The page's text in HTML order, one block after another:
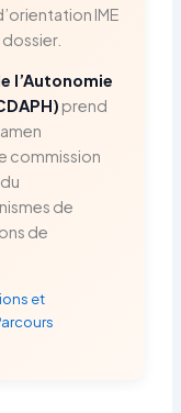
IME
l’Autonomie
prend
commission
de
de
et